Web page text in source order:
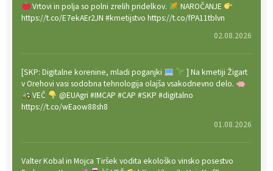
Vrtovi in polja so polni zrelih pridelkov.
NAROČANJE
https://t.co/E7ekAEr2JN #kmetijstvo https://t.co/fPA11tblvn
02.08.2026
[SKP: Digitalne korenine, mladi poganjki
] Na kmetiji Žigart
v Orehovi vasi sodobna tehnologija olajša vsakodnevno delo.
VEČ
@EUAgri #IMCAP #CAP #SKP #digitalno
https://t.co/wEaow88sh8
01.08.2026
Valter Kobal in Mojca Tiršek vodita ekološko vinsko posestvo